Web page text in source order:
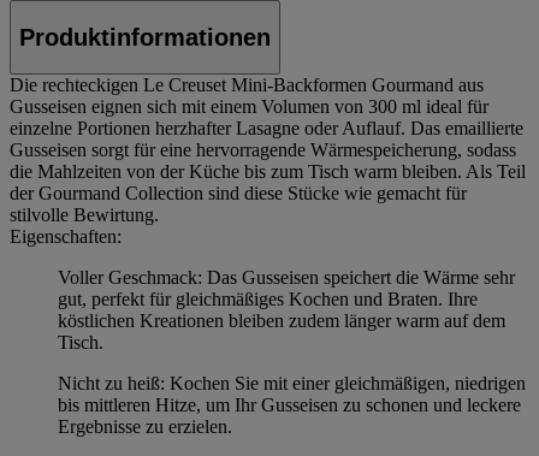
Produktinformationen
Die rechteckigen Le Creuset Mini-Backformen Gourmand aus
Gusseisen eignen sich mit einem Volumen von 300 ml ideal für
einzelne Portionen herzhafter Lasagne oder Auflauf. Das emaillierte
Gusseisen sorgt für eine hervorragende Wärmespeicherung, sodass
die Mahlzeiten von der Küche bis zum Tisch warm bleiben. Als Teil
der Gourmand Collection sind diese Stücke wie gemacht für
stilvolle Bewirtung.
Eigenschaften:
Voller Geschmack: Das Gusseisen speichert die Wärme sehr
gut, perfekt für gleichmäßiges Kochen und Braten. Ihre
köstlichen Kreationen bleiben zudem länger warm auf dem
Tisch.
Nicht zu heiß: Kochen Sie mit einer gleichmäßigen, niedrigen
bis mittleren Hitze, um Ihr Gusseisen zu schonen und leckere
Ergebnisse zu erzielen.